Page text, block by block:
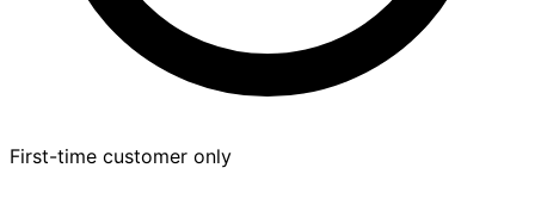
First-time customer only